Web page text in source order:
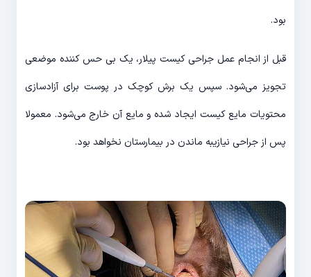
بود.
قبل از انجام عمل جراحی کیست پیلار، یک بی حس کننده موضعی
تجویز می‌شود. سپس یک برش کوچک در پوست برای آزادسازی
محتویات مایع کیست ایجاد شده و مایع آن خارج می‌شود. معمولا
پس از جراحی نیازیبه ماندن در بیمارستان نخواهد بود.